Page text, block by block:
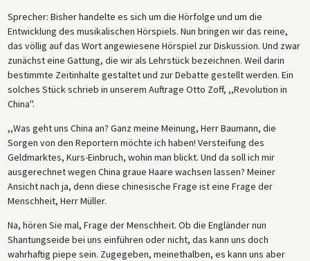
Sprecher: Bisher handelte es sich um die Hörfolge und um die
Entwicklung des musikalischen Hörspiels. Nun bringen wir das reine,
das völlig auf das Wort angewiesene Hörspiel zur Diskussion. Und zwar
zunächst eine Gattung, die wir als Lehrstück bezeichnen. Weil darin
bestimmte Zeitinhalte gestaltet und zur Debatte gestellt werden. Ein
solches Stück schrieb in unserem Auftrage Otto Zoff, ,,Revolution in
China''.
,,Was geht uns China an? Ganz meine Meinung, Herr Baumann, die
Sorgen von den Reportern möchte ich haben! Versteifung des
Geldmarktes, Kurs-Einbruch, wohin man blickt. Und da soll ich mir
ausgerechnet wegen China graue Haare wachsen lassen? Meiner
Ansicht nach ja, denn diese chinesische Frage ist eine Frage der
Menschheit, Herr Müller.
Na, hören Sie mal, Frage der Menschheit. Ob die Engländer nun
Shantungseide bei uns einführen oder nicht, das kann uns doch
wahrhaftig piepe sein. Zugegeben, meinethalben, es kann uns aber